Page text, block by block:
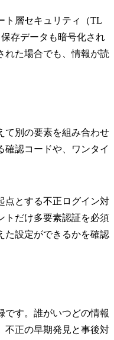
ト層セキュリティ（TL
存データも暗号化され
れた場合でも、情報が読
て別の要素を組み合わせ
確認コードや、ワンタイ
点とする不正ログイン対
トだけ多要素認証を必須
た設定ができるかを確認
です。誰がいつどの情報
不正の早期発見と事後対